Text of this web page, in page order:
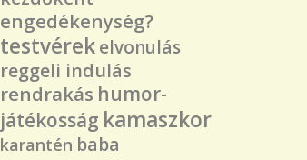
engedékenység?
testvérekelvonulás
reggeli indulás
rendrakás humor-
játékosság kamaszkor
karantén baba